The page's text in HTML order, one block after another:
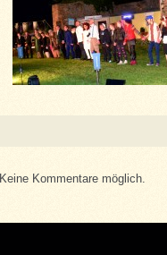
Keine Kommentare möglich.